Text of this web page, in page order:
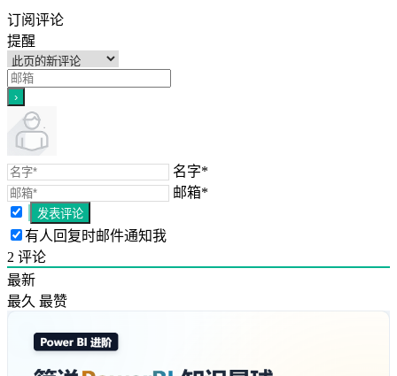
订阅评论
提醒
名字*
邮箱*
有人回复时邮件通知我
2 评论
最新
最久 最赞